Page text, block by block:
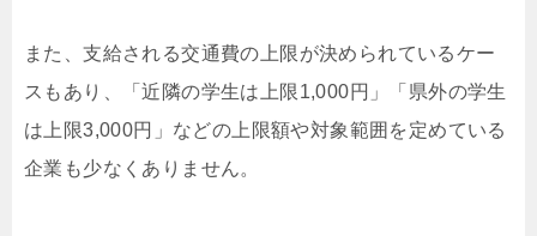
また、支給される交通費の上限が決められているケー
スもあり、「近隣の学生は上限1,000円」「県外の学生
は上限3,000円」などの上限額や対象範囲を定めている
企業も少なくありません。